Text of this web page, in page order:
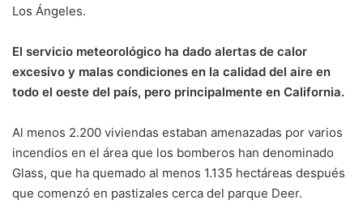
Los Ángeles.
El servicio meteorológico ha dado alertas de calor
excesivo y malas condiciones en la calidad del aire en
todo el oeste del país, pero principalmente en California.
Al menos 2.200 viviendas estaban amenazadas por varios
incendios en el área que los bomberos han denominado
Glass, que ha quemado al menos 1.135 hectáreas después
que comenzó en pastizales cerca del parque Deer.